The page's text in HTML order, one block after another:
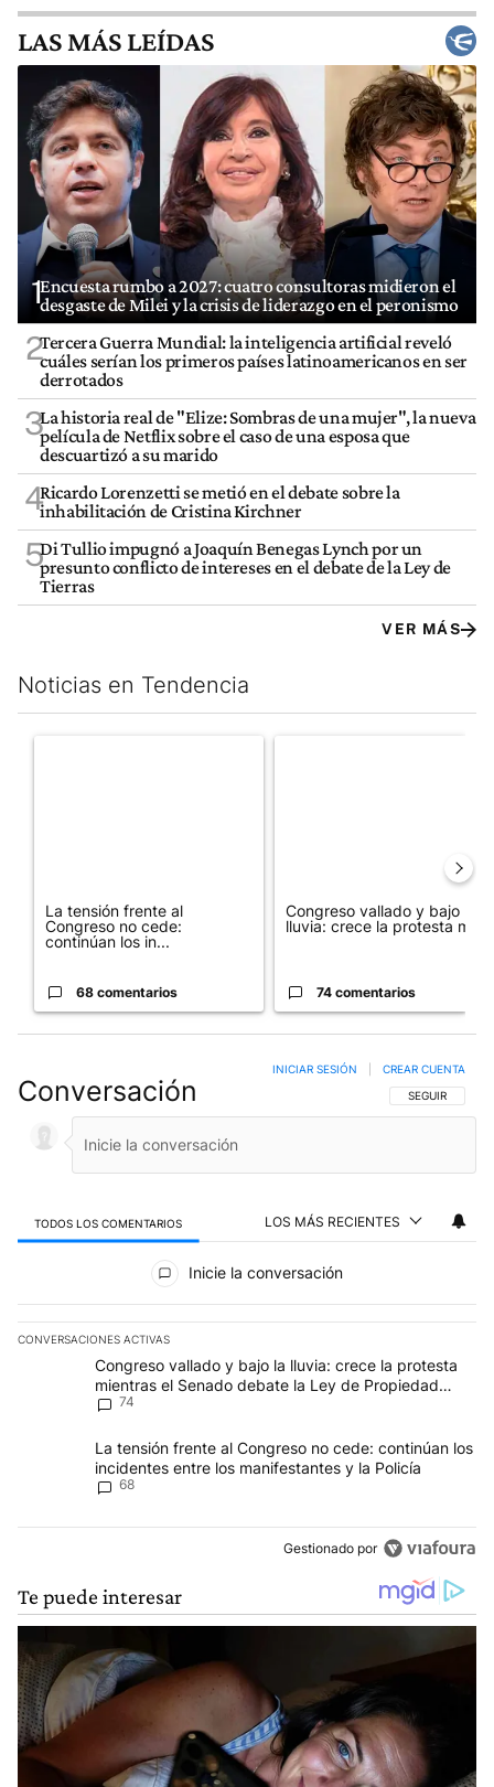
LAS MÁS LEÍDAS
1Encuesta rumbo a 2027: cuatro consultoras midieron el
desgaste de Milei y la crisis de liderazgo en el peronismo
2Tercera Guerra Mundial: la inteligencia artificial reveló
cuáles serían los primeros países latinoamericanos en ser
derrotados
3La historia real de "Elize: Sombras de una mujer", la nueva
película de Netflix sobre el caso de una esposa que
descuartizó a su marido
4Ricardo Lorenzetti se metió en el debate sobre la
inhabilitación de Cristina Kirchner
5Di Tullio impugnó a Joaquín Benegas Lynch por un
presunto conflicto de intereses en el debate de la Ley de
Tierras
VER MÁS
Noticias en Tendencia
Este listado muestra los artículos con más comentarios en los
Un artículo de tendencia con el título "La tensión frente al
La tensión frente al
Congreso no cede:
continúan los in...
68 comentarios
Congreso vallado y bajo la
lluvia: crece la protesta mi...
74 comentarios
Conversación SIGA ESTA
SEGUIR
INICIAR SESIÓN CREAR CUENTA
TODOS LOS COMENTARIOS LOS MÁS RECIENTES
Inicie la conversación
CONVERSACIONES ACTIVAS
Un artículo de tendencia con el título "Congreso vallado y bajo
Congreso vallado y bajo la lluvia: crece la protesta
mientras el Senado debate la Ley de Propiedad
Privada
74
Un artículo de tendencia con el título "La tensión frente al
La tensión frente al Congreso no cede: continúan los
incidentes entre los manifestantes y la Policía
68
Gestionado por